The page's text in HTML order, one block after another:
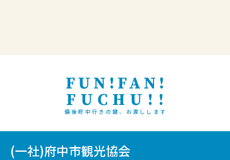
FUN!FAN!
FUCHU!!
備後府中行きの鍵、お渡しします
(一社)府中市観光協会